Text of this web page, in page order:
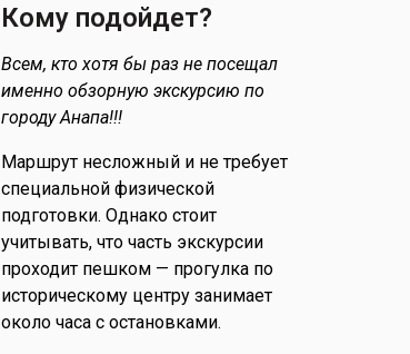
Кому подойдет?
Всем, кто хотя бы раз не посещал
именно обзорную экскурсию по
городу Анапа!!!
Маршрут несложный и не требует
специальной физической
подготовки. Однако стоит
учитывать, что часть экскурсии
проходит пешком — прогулка по
историческому центру занимает
около часа с остановками.